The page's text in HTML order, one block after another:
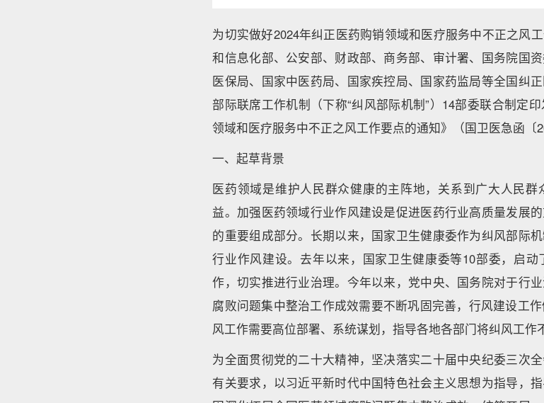
为切实做好2024年纠正医药购销领域和医疗服务中不正之风
和信息化部、公安部、财政部、商务部、审计署、国务院国
医保局、国家中医药局、国家疾控局、国家药监局等全国纠
部际联席工作机制（下称“纠风部际机制”）14部委联合制定
领域和医疗服务中不正之风工作要点的通知》（国卫医急函〔
一、起草背景
医药领域是维护人民群众健康的主阵地，关系到广大人民
益。加强医药领域行业作风建设是促进医药行业高质量发展
的重要组成部分。长期以来，国家卫生健康委作为纠风部际
行业作风建设。去年以来，国家卫生健康委等10部委，启
作，切实推进行业治理。今年以来，党中央、国务院对于行
腐败问题集中整治工作成效需要不断巩固完善，行风建设工
风工作需要高位部署、系统谋划，指导各地各部门将纠风工作
为全面贯彻党的二十大精神，坚决落实二十届中央纪委三次
有关要求，以习近平新时代中国特色社会主义思想为指导，